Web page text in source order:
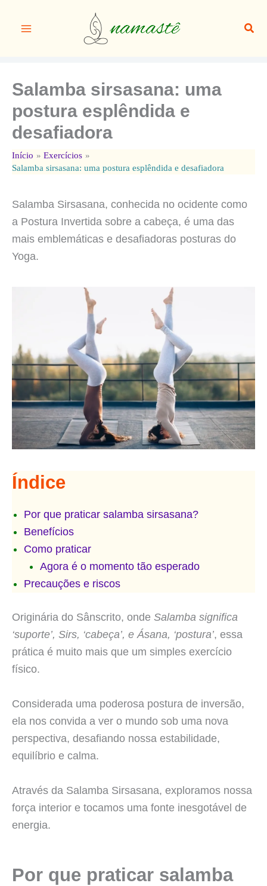
Salamba sirsasana: uma
postura esplêndida e
desafiadora
Início
Exercícios
Salamba sirsasana: uma postura esplêndida e desafiadora
Salamba Sirsasana, conhecida no ocidente como
a Postura Invertida sobre a cabeça, é uma das
mais emblemáticas e desafiadoras posturas do
Yoga.
Índice
Por que praticar salamba sirsasana?
Benefícios
Como praticar
Agora é o momento tão esperado
Precauções e riscos
Originária do Sânscrito, onde Salamba significa
‘suporte’, Sirs, ‘cabeça’, e Ásana, ‘postura’, essa
prática é muito mais que um simples exercício
físico.
Considerada uma poderosa postura de inversão,
ela nos convida a ver o mundo sob uma nova
perspectiva, desafiando nossa estabilidade,
equilíbrio e calma.
Através da Salamba Sirsasana, exploramos nossa
força interior e tocamos uma fonte inesgotável de
energia.
Por que praticar salamba